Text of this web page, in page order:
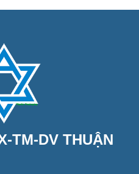
TM-DV THUẬN